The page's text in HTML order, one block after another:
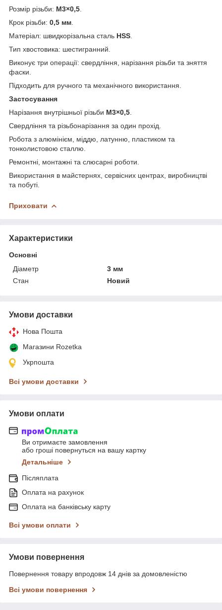
Розмір різьби: M3×0,5
Крок різьби: 0,5 мм
Матеріал: швидкорізальна сталь HSS
Тип хвостовика: шестигранний.
Виконує три операції: свердління, нарізання різьби та зняття
фаски.
Підходить для ручного та механічного використання.
Застосування
Нарізання внутрішньої різьби M3×0,5
Свердління та різьбонарізання за один прохід.
Робота з алюмінієм, міддю, латунню, пластиком та
тонколистовою сталлю.
Ремонтні, монтажні та слюсарні роботи.
Використання в майстернях, сервісних центрах, виробництві
та побуті.
Приховати
Характеристики
Основні
Діаметр
3 мм
Стан
Новий
Умови доставки
Нова Пошта
Магазини Rozetka
Укрпошта
Всі умови доставки
Умови оплати
Ви отримаєте замовлення
або гроші повернуться на вашу картку
Детальніше
Післяплата
Оплата на рахунок
Оплата на банківську карту
Всі умови оплати
Умови повернення
Повернення товару впродовж 14 днів за домовленістю
Всі умови повернення